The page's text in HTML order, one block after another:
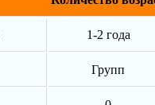
1-2 года
Групп